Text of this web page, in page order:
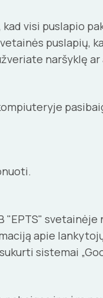
visi puslapio
puslapių,
naršyklę
apie
sistemai